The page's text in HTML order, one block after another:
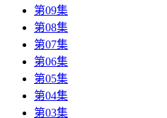
第09集
第08集
第07集
第06集
第05集
第04集
第03集